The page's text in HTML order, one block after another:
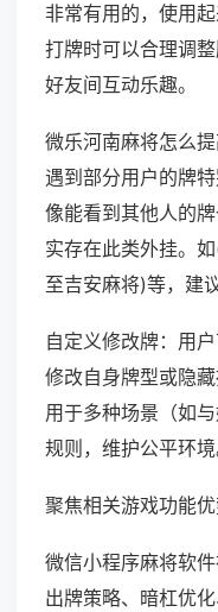
非常有用的，使用
打牌时可以合理调
好友间互动乐趣。
微乐河南麻将怎么
遇到部分用户的牌
像能看到其他人的
实存在此类外挂。
至吉安麻将)等，建
自定义修改牌：用
修改自身牌型或隐
用于多种场景（如
规则，维护公平环境
聚焦相关游戏功能优
微信小程序麻将软
出牌策略、暗杠优